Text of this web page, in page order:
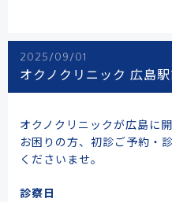
2025/09/01
オクノクリニック 広島
オクノクリニックが広島に
お困りの方、初診ご予約・
くださいませ。
診察日